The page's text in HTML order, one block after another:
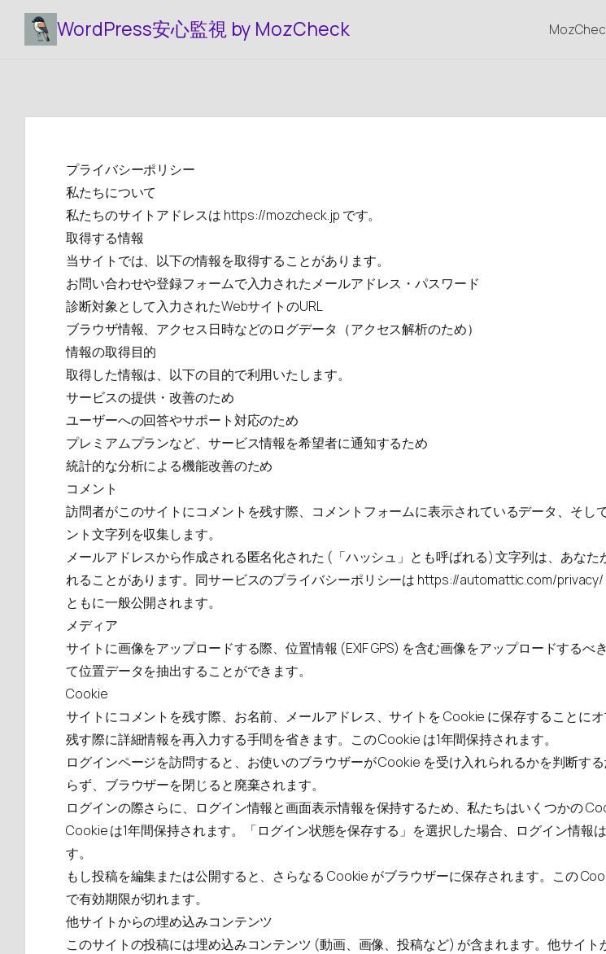
WordPress安心監視 by MozCheck
プライバシーポリシー
私たちについて
私たちのサイトアドレスは https://mozcheck.jp です。
取得する情報
当サイトでは、以下の情報を取得することがあります。
お問い合わせや登録フォームで入力されたメールアドレス・パスワード
診断対象として入力されたWebサイトのURL
ブラウザ情報、アクセス日時などのログデータ（アクセス解析のため）
情報の取得目的
取得した情報は、以下の目的で利用いたします。
サービスの提供・改善のため
ユーザーへの回答やサポート対応のため
プレミアムプランなど、サービス情報を希望者に通知するため
統計的な分析による機能改善のため
コメント
訪問者がこのサイトにコメントを残す際、コメントフォームに表示されているデータ、そし
ント文字列を収集します。
メールアドレスから作成される匿名化された (「ハッシュ」とも呼ばれる) 文字列は、あな
れることがあります。同サービスのプライバシーポリシーは https://automattic.com/
ともに一般公開されます。
メディア
サイトに画像をアップロードする際、位置情報 (EXIF GPS) を含む画像をアップロードする
て位置データを抽出することができます。
Cookie
サイトにコメントを残す際、お名前、メールアドレス、サイトを Cookie に保存することに
残す際に詳細情報を再入力する手間を省きます。この Cookie は1年間保持されます。
ログインページを訪問すると、お使いのブラウザーが Cookie を受け入れられるかを判断す
らず、ブラウザーを閉じると廃棄されます。
ログインの際さらに、ログイン情報と画面表示情報を保持するため、私たちはいくつかの
Cookie は1年間保持されます。「ログイン状態を保存する」を選択した場合、ログイン情報
す。
もし投稿を編集または公開すると、さらなる Cookie がブラウザーに保存されます。この
で有効期限が切れます。
他サイトからの埋め込みコンテンツ
このサイトの投稿には埋め込みコンテンツ (動画、画像、投稿など) が含まれます。他サイ